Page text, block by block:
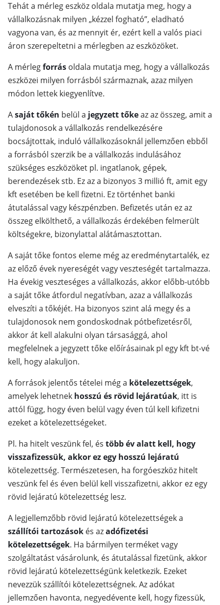
Tehát a mérleg eszköz oldala mutatja meg, hogy a
vállalkozásnak milyen „kézzel fogható”, eladható
vagyona van, és az mennyit ér, ezért kell a valós piaci
áron szerepeltetni a mérlegben az eszközöket.
A mérlegforrás oldala mutatja meg, hogy a vállalkozás
eszközei milyen forrásból származnak, azaz milyen
módon lettek kiegyenlítve.
Asaját tőkén belül a jegyzett tőkeaz az összeg, amit a
tulajdonosok a vállalkozás rendelkezésére
bocsájtottak, induló vállalkozásoknál jellemzően ebből
a forrásból szerzik be a vállalkozás indulásához
szükséges eszközöket pl. ingatlanok, gépek,
berendezések stb. Ez az a bizonyos 3 millió ft, amit egy
kft esetében be kell fizetni. Ez történhet banki
átutalással vagy készpénzben. Befizetés után ez az
összeg elkölthető, a vállalkozás érdekében felmerült
költségekre, bizonylattal alátámasztottan.
A saját tőke fontos eleme még az eredménytartalék, ez
az előző évek nyereségét vagy veszteségét tartalmazza.
Ha évekig veszteséges a vállalkozás, akkor előbb-utóbb
a saját tőke átfordul negatívban, azaz a vállalkozás
elveszíti a tőkéjét. Ha bizonyos szint alá megy és a
tulajdonosok nem gondoskodnak pótbefizetésről,
akkor át kell alakulni olyan társasággá, ahol
megfelelnek a jegyzett tőke előírásainak pl egy kft bt-vé
kell, hogy alakuljon.
A források jelentős tételei még a kötelezettségek,
amelyek lehetnek hosszú és rövid lejáratúak, itt is
attól függ, hogy éven belül vagy éven túl kell kifizetni
ezeket a kötelezettségeket.
Pl. ha hitelt veszünk fel, és több év alatt kell, hogy
visszafizessük, akkor ez egy hosszú lejáratú
kötelezettség. Természetesen, ha forgóeszköz hitelt
veszünk fel és éven belül kell visszafizetni, akkor ez egy
rövid lejáratú kötelezettség lesz.
A legjellemzőbb rövid lejáratú kötelezettségek a
szállítói tartozások és azadófizetési
kötelezettségek. Ha bármilyen terméket vagy
szolgáltatást vásárolunk, és átutalással fizetünk, akkor
rövid lejáratú kötelezettségünk keletkezik. Ezeket
nevezzük szállítói kötelezettségnek. Az adókat
jellemzően havonta, negyedévente kell, hogy fizessük,